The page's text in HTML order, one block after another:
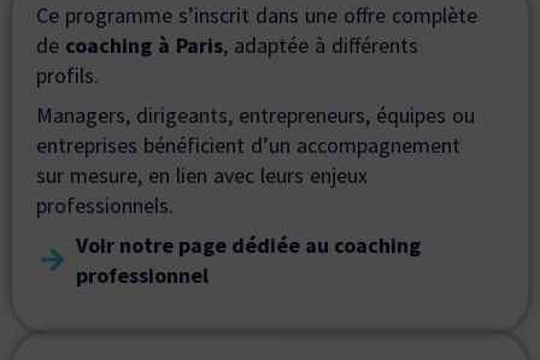
Ce programme s’inscrit dans une offre complète
de coaching à Paris, adaptée à différents
profils.
Managers, dirigeants, entrepreneurs, équipes ou
entreprises bénéficient d’un accompagnement
sur mesure, en lien avec leurs enjeux
professionnels.
Voir notre page dédiée au coaching
professionnel